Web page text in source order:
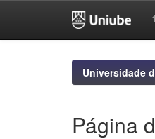
Universidade
Página